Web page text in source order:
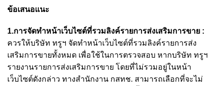
ข้อเสนอแนะ
1.การจัดทำหน้าเว็บไซต์ที่รวมลิงค์รายการส่งเสริมการขาย :
ควรให้บริษัท ทรูฯ จัดทำหน้าเว็บไซต์ที่รวมลิงค์รายการส่ง
เสริมการขายทั้งหมด เพื่อใช้ในการตรวจสอบ หากบริษัท ทรูฯ
รายงานรายการส่งเสริมการขาย โดยที่ไม่รวมอยู่ในหน้า
เว็บไซต์ดังกล่าว ทางสำนักงาน กสทช. สามารถเลือกที่จะไม่